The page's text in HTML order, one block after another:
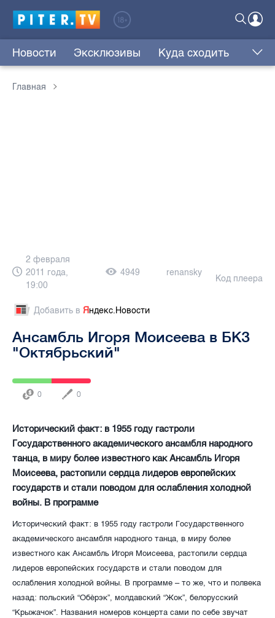
Новости Эксклюзивы Куда сходить
Главная
2 февраля
2011 года,
19:00
4949 renansky
Код плеера
Добавить в Яндекс.Новости
Ансамбль Игоря Моисеева в БКЗ
"Октябрьский"
0 0
Исторический факт: в 1955 году гастроли
Государственного академического ансамбля народного
танца, в миру более известного как Ансамбль Игоря
Моисеева, растопили сердца лидеров европейских
государств и стали поводом для ослабления холодной
войны. В программе
Исторический факт: в 1955 году гастроли Государственного
академического ансамбля народного танца, в миру более
известного как Ансамбль Игоря Моисеева, растопили сердца
лидеров европейских государств и стали поводом для
ослабления холодной войны. В программе – то же, что и полвека
назад: польский “Обèрэк”, молдавский “Жок”, белорусский
“Крыжачок”. Названия номеров концерта сами по себе звучат